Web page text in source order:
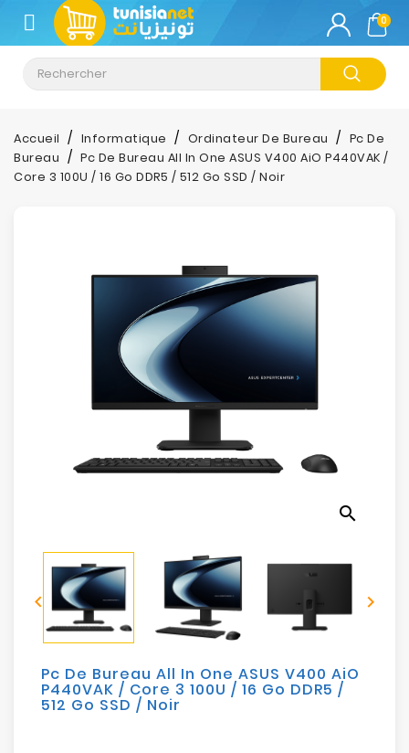
CATÉGORIE
Climatisation
Informatique
Téléphonie
Bureautique
Sécurité
Mobilités
Loisirs
0
Accueil Informatique Ordinateur De Bureau
Pc De
Bureau
Pc De Bureau All In One ASUS V400 AiO P440VAK /
Core 3 100U / 16 Go DDR5 / 512 Go SSD / Noir
search
 
Pc De Bureau All In One ASUS V400 AiO
P440VAK / Core 3 100U / 16 Go DDR5 /
512 Go SSD / Noir